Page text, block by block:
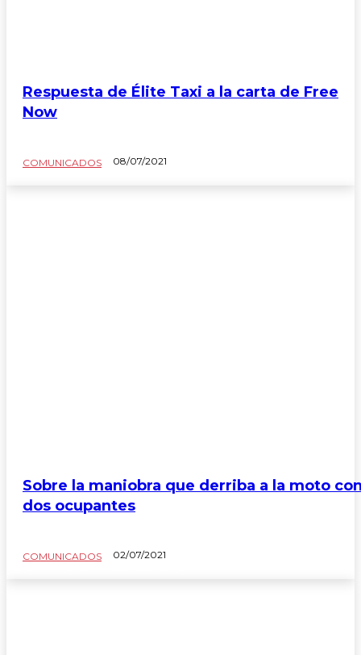
COMUNICADOS
Respuesta de Élite Taxi a la carta de Free
Now
COMUNICADOS 08/07/2021
Sobre la maniobra que derriba a la moto
dos ocupantes
COMUNICADOS 02/07/2021